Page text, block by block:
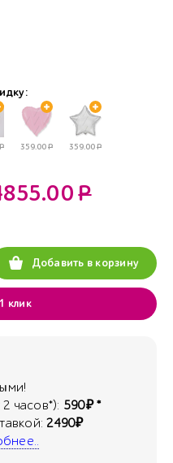
Р 359.00Р 359.00Р
Р
Добавить в корзину
клик
часов*): 590₽ *
2490₽